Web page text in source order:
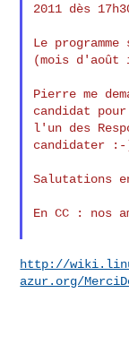
2011 dès
Le
(mois d'août
Pierre me
candidat
l'un des
candidater :-
Salutations
En CC : nos
http://
azur.org/